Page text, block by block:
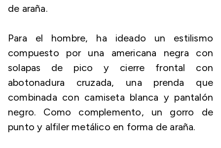
de araña.
Para el hombre, ha ideado un estilismo
compuesto por una americana negra con
solapas de pico y cierre frontal con
abotonadura cruzada, una prenda que
combinada con camiseta blanca y pantalón
negro. Como complemento, un gorro de
punto y alfiler metálico en forma de araña.